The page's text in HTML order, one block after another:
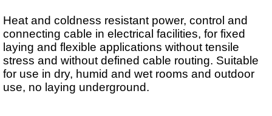
Heat and coldness resistant power, control and
connecting cable in electrical facilities, for fixed
laying and flexible applications without tensile
stress and without defined cable routing. Suitable
for use in dry, humid and wet rooms and outdoor
use, no laying underground.